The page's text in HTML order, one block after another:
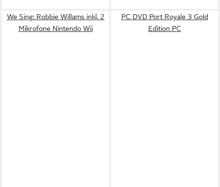
We Sing: Robbie Willams inkl. 2
Mikrofone Nintendo Wii
PC DVD Port Royale 3 Gold
Edition PC